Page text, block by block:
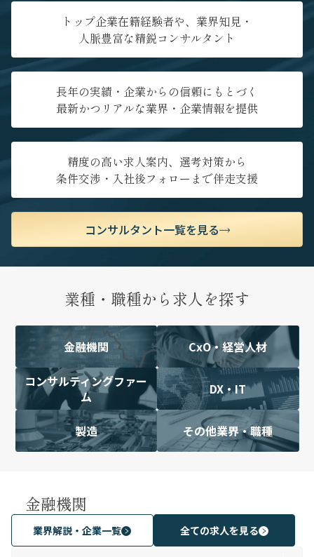
トップ企業在籍経験者や、業界知見・
人脈豊富な精鋭コンサルタント
長年の実績・企業からの信頼にもとづく
最新かつリアルな業界・企業情報を提供
精度の高い求人案内、選考対策から
条件交渉・入社後フォローまで伴走支援
コンサルタント一覧を見る
業種・職種から求人を探す
金融機関 CxO・経営人材
コンサルティングファー
ム
DX・IT
製造 その他業界・職種
金融機関
業界解説・企業一覧 全ての求人を見る